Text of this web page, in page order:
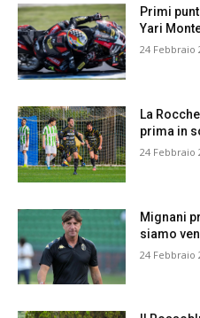
Primi
Yari
24 Febbraio
La
prima in
24 Febbraio
Mignani
siamo
24 Febbraio